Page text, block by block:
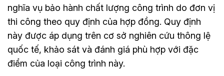
nghĩa vụ bảo hành chất lượng công trình do đơn vị
thi công theo quy định của hợp đồng. Quy định
này được áp dụng trên cơ sở nghiên cứu thông lệ
quốc tế, khảo sát và đánh giá phù hợp với đặc
điểm của loại công trình này.